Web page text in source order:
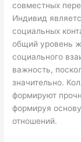
совместных
Индивид
социальных
общий уровень
социального
важность,
значительно.
формируют
формируя
отношений.